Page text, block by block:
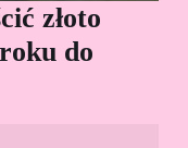
złoto
do